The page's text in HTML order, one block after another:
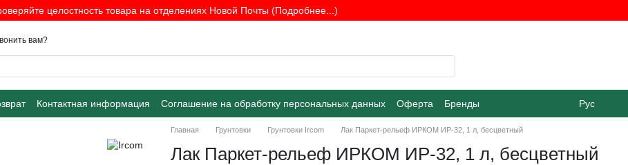
целостность товара на отделениях Новой Почты (Подробнее...)
вам?
Контактная информация Соглашение на обработку персональных данных Оферта Бренды Рус
Главная Грунтовки Грунтовки Ircom Лак Паркет-рельеф ИРКОМ ИР-32, 1 л, бесцветный
Лак Паркет-рельеф ИРКОМ ИР-32, 1 л, бесцветный